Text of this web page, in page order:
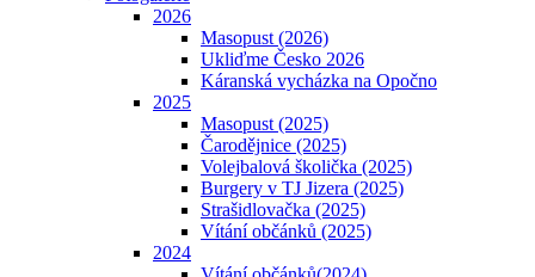
2026
Masopust (2026)
Ukliďme Česko 2026
Káranská vycházka na Opočno
2025
Masopust (2025)
Čarodějnice (2025)
Volejbalová školička (2025)
Burgery v TJ Jizera (2025)
Strašidlovačka (2025)
Vítání občánků (2025)
2024